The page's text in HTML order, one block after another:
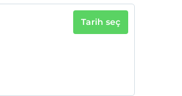
Tarih seç